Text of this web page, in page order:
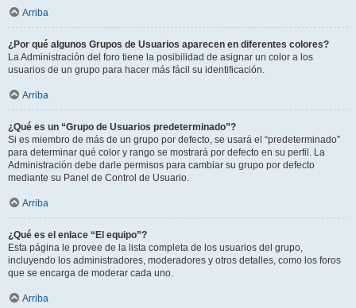
Arriba
¿Por qué algunos Grupos de Usuarios aparecen en diferentes colores?
La Administración del foro tiene la posibilidad de asignar un color a los
usuarios de un grupo para hacer más fácil su identificación.
Arriba
¿Qué es un “Grupo de Usuarios predeterminado”?
Si es miembro de más de un grupo por defecto, se usará el “predeterminado”
para determinar qué color y rango se mostrará por defecto en su perfil. La
Administración debe darle permisos para cambiar su grupo por defecto
mediante su Panel de Control de Usuario.
Arriba
¿Qué es el enlace “El equipo”?
Esta página le provee de la lista completa de los usuarios del grupo,
incluyendo los administradores, moderadores y otros detalles, como los foros
que se encarga de moderar cada uno.
Arriba